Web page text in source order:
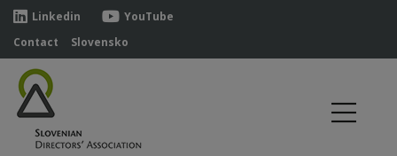
Linkedin
YouTube
Contact
Slovensko